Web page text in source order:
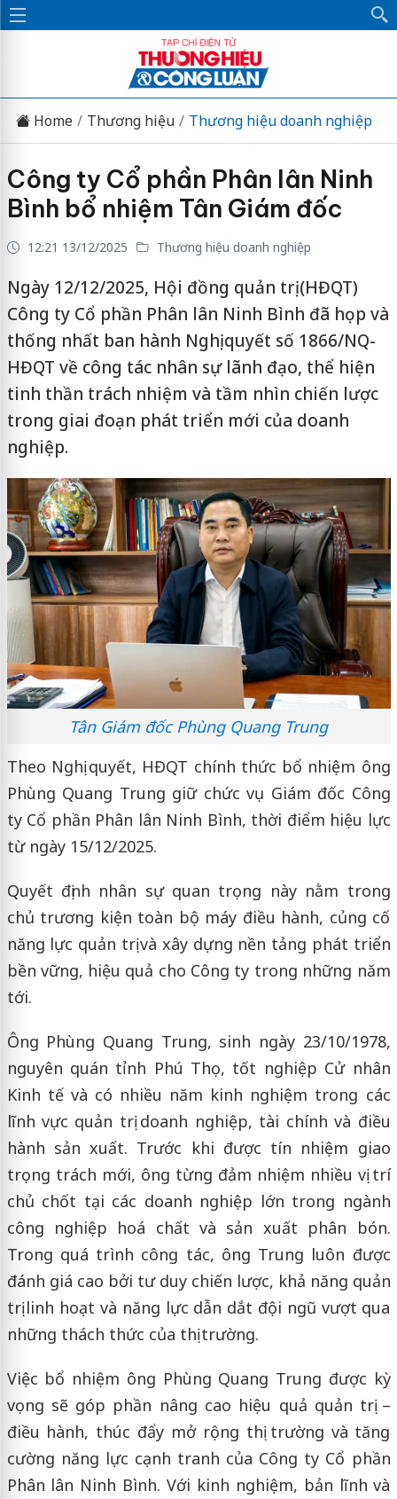
Home Thương hiệu Thương hiệu doanh nghiệp
Công ty Cổ phần Phân lân Ninh
Bình bổ nhiệm Tân Giám đốc
12:21 13/12/2025 Thương hiệu doanh nghiệp
Ngày 12/12/2025, Hội đồng quản trị (HĐQT)
Công ty Cổ phần Phân lân Ninh Bình đã họp và
thống nhất ban hành Nghị quyết số 1866/NQ-
HĐQT về công tác nhân sự lãnh đạo, thể hiện
tinh thần trách nhiệm và tầm nhìn chiến lược
trong giai đoạn phát triển mới của doanh
nghiệp.
Tân Giám đốc Phùng Quang Trung
Theo Nghị quyết, HĐQT chính thức bổ nhiệm ông
Phùng Quang Trung giữ chức vụ Giám đốc Công
ty Cổ phần Phân lân Ninh Bình, thời điểm hiệu lực
từ ngày 15/12/2025.
Quyết định nhân sự quan trọng này nằm trong
chủ trương kiện toàn bộ máy điều hành, củng cố
năng lực quản trị và xây dựng nền tảng phát triển
bền vững, hiệu quả cho Công ty trong những năm
tới.
Ông Phùng Quang Trung, sinh ngày 23/10/1978,
nguyên quán tỉnh Phú Thọ, tốt nghiệp Cử nhân
Kinh tế và có nhiều năm kinh nghiệm trong các
lĩnh vực quản trị doanh nghiệp, tài chính và điều
hành sản xuất. Trước khi được tín nhiệm giao
trọng trách mới, ông từng đảm nhiệm nhiều vị trí
chủ chốt tại các doanh nghiệp lớn trong ngành
công nghiệp hoá chất và sản xuất phân bón.
Trong quá trình công tác, ông Trung luôn được
đánh giá cao bởi tư duy chiến lược, khả năng quản
trị linh hoạt và năng lực dẫn dắt đội ngũ vượt qua
những thách thức của thị trường.
Việc bổ nhiệm ông Phùng Quang Trung được kỳ
vọng sẽ góp phần nâng cao hiệu quả quản trị –
điều hành, thúc đẩy mở rộng thị trường và tăng
cường năng lực cạnh tranh của Công ty Cổ phần
Phân lân Ninh Bình. Với kinh nghiệm, bản lĩnh và